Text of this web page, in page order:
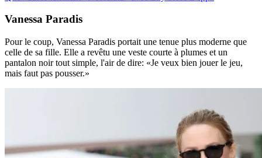
Vanessa Paradis
Pour le coup, Vanessa Paradis portait une tenue plus moderne que
celle de sa fille. Elle a revêtu une veste courte à plumes et un
pantalon noir tout simple, l'air de dire: «Je veux bien jouer le jeu,
mais faut pas pousser.»